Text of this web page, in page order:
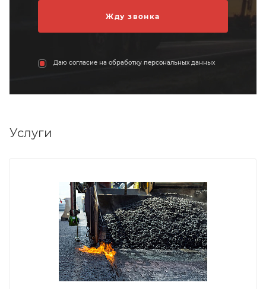
Даю согласие на обработку персональных данных
Услуги